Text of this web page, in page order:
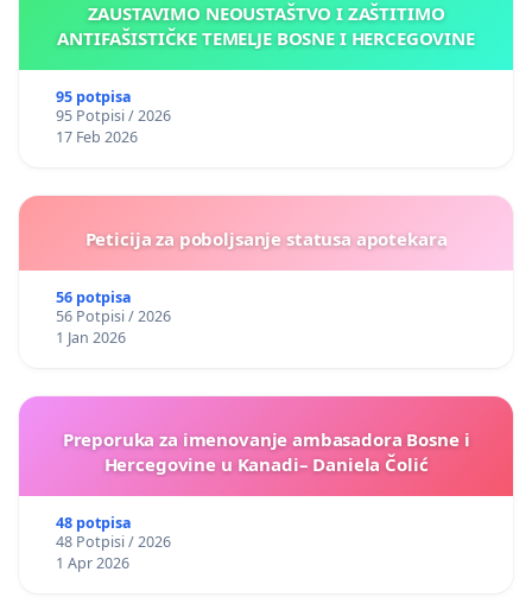
ZAUSTAVIMO NEOUSTAŠTVO I ZAŠTITIMO
ANTIFAŠISTIČKE TEMELJE BOSNE I HERCEGOVINE
95 potpisa
95 Potpisi / 2026
17 Feb 2026
Peticija za poboljsanje statusa apotekara
56 potpisa
56 Potpisi / 2026
1 Jan 2026
Preporuka za imenovanje ambasadora Bosne i
Hercegovine u Kanadi– Daniela Čolić
48 potpisa
48 Potpisi / 2026
1 Apr 2026